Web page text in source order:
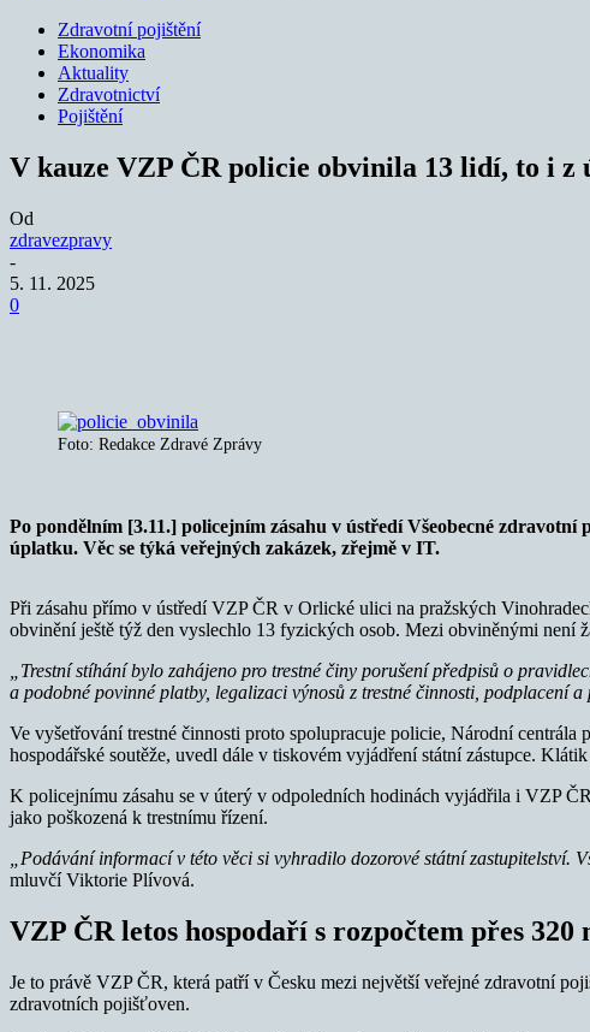
Zdravotní pojištění
Ekonomika
Aktuality
Zdravotnictví
Pojištění
V kauze VZP ČR policie obvinila 13 lidí, to i
Od
zdravezpravy
-
5. 11. 2025
0
Foto: Redakce Zdravé Zprávy
Po pondělním [3.11.] policejním zásahu v ústředí Všeobecné
úplatku. Věc se týká veřejných zakázek, zřejmě v IT.
Při zásahu přímo v ústředí VZP ČR v Orlické ulici na pražských
obvinění ještě týž den vyslechlo 13 fyzických osob. Mezi obviněnými není
„Trestní stíhání bylo zahájeno pro trestné činy porušení předpisů o
a podobné povinné platby, legalizaci výnosů z trestné činnosti, podplacení
Ve vyšetřování trestné činnosti proto spolupracuje policie, Národní
hospodářské soutěže, uvedl dále v tiskovém vyjádření státní zástupce.
K policejnímu zásahu se v úterý v odpoledních hodinách vyjádřila i VZP
jako poškozená k trestnímu řízení.
„Podávání informací v této věci si vyhradilo dozorové státní zastupitelství.
mluvčí Viktorie Plívová.
VZP ČR letos hospodaří s rozpočtem přes 320
Je to právě VZP ČR, která patří v Česku mezi největší veřejné zdravotní
zdravotních pojišťoven.